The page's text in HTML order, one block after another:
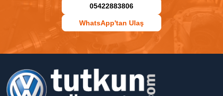
05422883806
WhatsApp'tan Ulaş